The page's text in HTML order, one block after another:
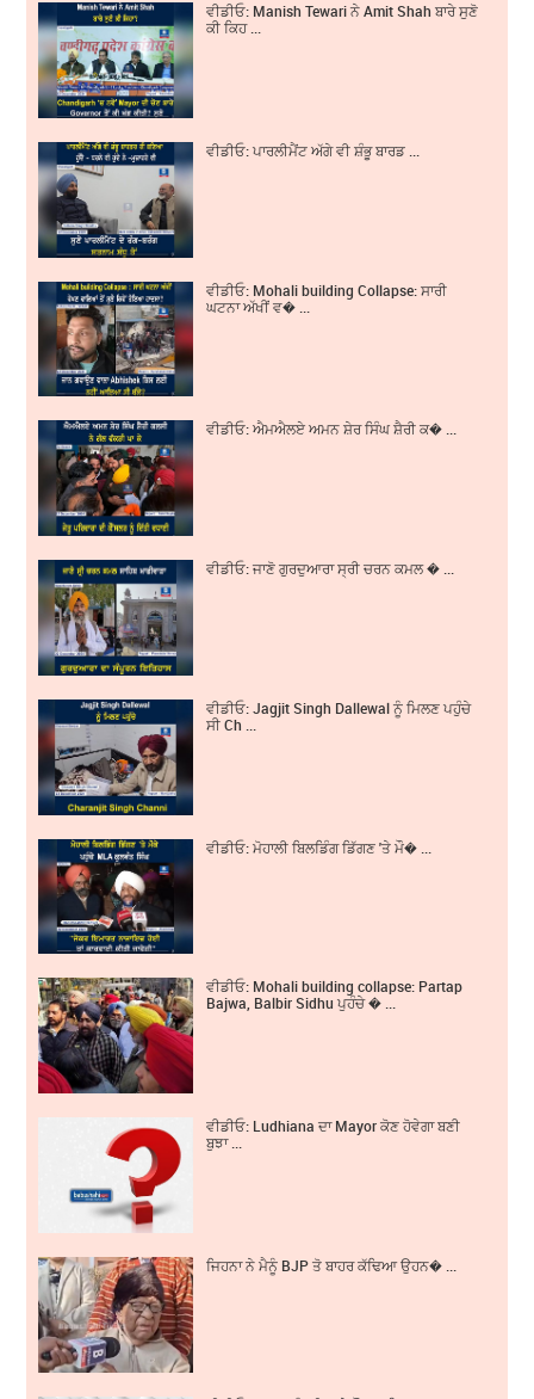
ਵੀਡੀਓ: Manish Tewari ਨੇ Amit Shah ਬਾਰੇ ਸੁਣੋ
ਕੀ ਕਿਹ ...
ਵੀਡੀਓ: ਪਾਰਲੀਮੈਂਟ ਅੱਗੇ ਵੀ ਸ਼ੰਭੂ ਬਾਰਡ ...
ਵੀਡੀਓ: Mohali building Collapse: ਸਾਰੀ
ਘਟਨਾ ਅੱਖੀਂ ਵ� ...
ਵੀਡੀਓ: ਐਮਐਲਏ ਅਮਨ ਸ਼ੇਰ ਸਿੰਘ ਸ਼ੈਰੀ ਕ� ...
ਵੀਡੀਓ: ਜਾਣੋ ਗੁਰਦੁਆਰਾ ਸ੍ਰੀ ਚਰਨ ਕਮਲ � ...
ਵੀਡੀਓ: Jagjit Singh Dallewal ਨੂੰ ਮਿਲਣ ਪਹੁੰਚੇ
ਸੀ Ch ...
ਵੀਡੀਓ: ਮੋਹਾਲੀ ਬਿਲਡਿੰਗ ਡਿੱਗਣ 'ਤੇ ਮੌ� ...
ਵੀਡੀਓ: Mohali building collapse: Partap
Bajwa, Balbir Sidhu ਪੁਹੰਚੇ � ...
ਵੀਡੀਓ: Ludhiana ਦਾ Mayor ਕੋਣ ਹੋਵੇਗਾ ਬਣੀ
ਬੁਝਾ ...
ਜਿਹਨਾ ਨੇ ਮੈਨੂੰ BJP ਤੋ ਬਾਹਰ ਕੱਢਿਆ ਉਹਨ� ...